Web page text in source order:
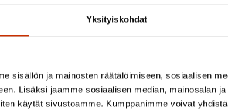
Yksityiskohdat
sisällön ja mainosten räätälöimiseen, sosiaalisen
Lisäksi jaamme sosiaalisen median, mainosalan
käytät sivustoamme. Kumppanimme voivat
Kaarlo Julkunen
Jyrki Alapartanen
Päivi Niemi-Laine
Jaana Ylitalo
Kaarlo Julkunen